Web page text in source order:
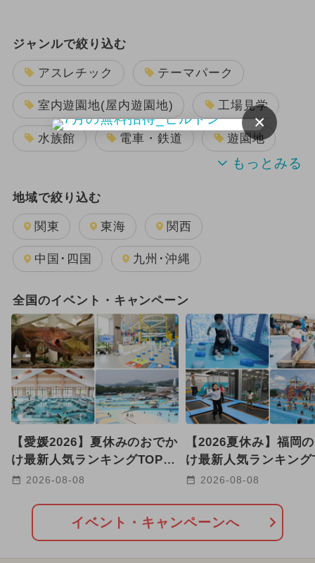
ジャンルで絞り込む
アスレチック テーマパーク
室内遊園地(屋内遊園地) 工場見学
水族館 電車・鉄道 遊園地
動物園
キャンプ
キッズカフェ・親子カフェ
地域で絞り込む
関東 東海 関西
中国･四国 九州･沖縄
全国のイベント・キャンペーン
【愛媛2026】夏休みのおでか
け最新人気ランキングTOP10
プール・室内遊び場・体験系
2026-08-08
【2026夏休み】福岡
け最新人気ランキング
恐竜体験・水族館・
2026-08-08
イベント・キャンペーンへ
×